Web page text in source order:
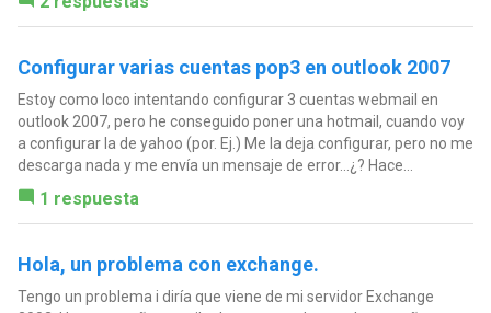
Configurar varias cuentas pop3 en outlook 2007
Estoy como loco intentando configurar 3 cuentas webmail en
outlook 2007, pero he conseguido poner una hotmail, cuando voy
a configurar la de yahoo (por. Ej.) Me la deja configurar, pero no me
descarga nada y me envía un mensaje de error...¿? Hace...
1 respuesta
Hola, un problema con exchange.
Tengo un problema i diría que viene de mi servidor Exchange